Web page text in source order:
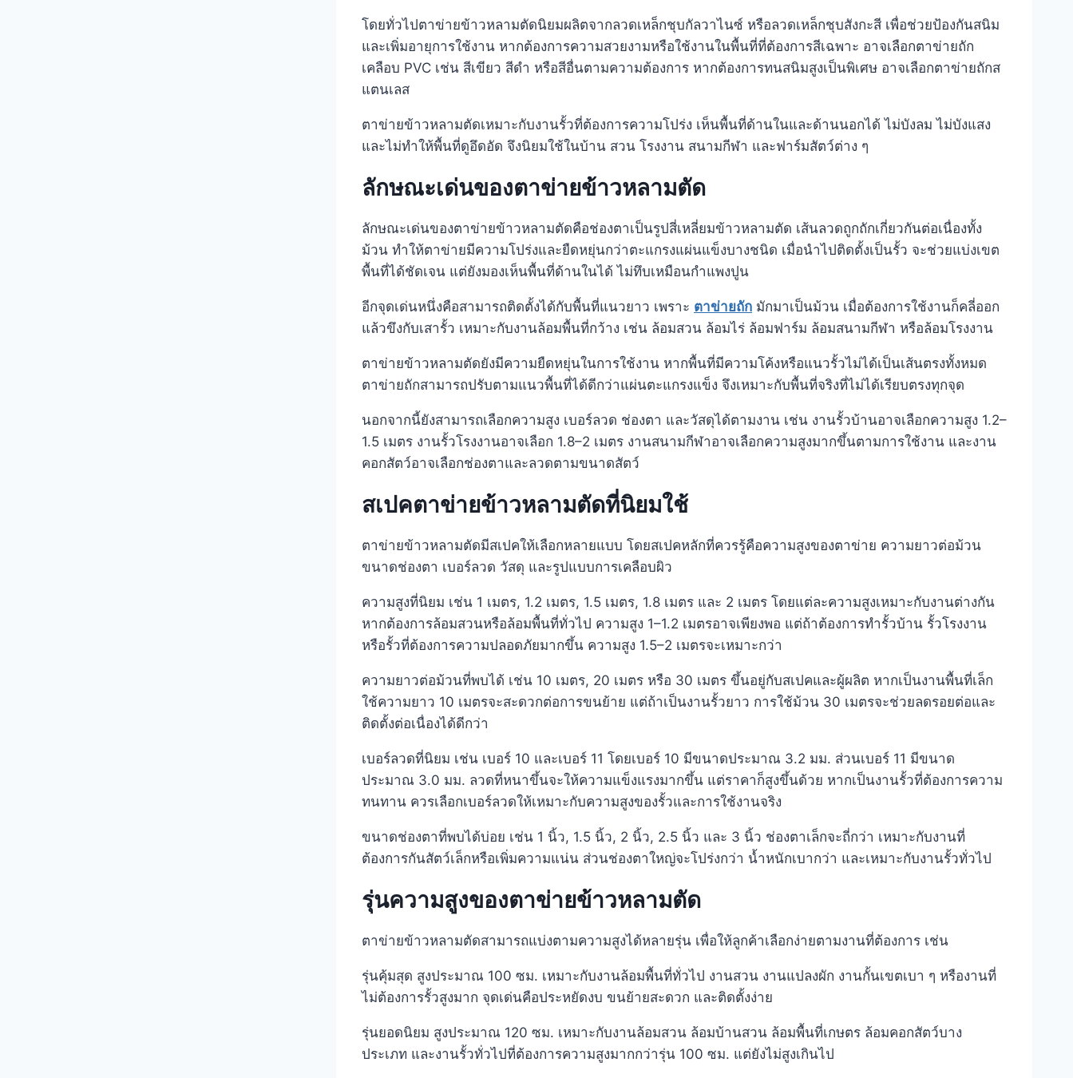
โดยทั่วไปตาข่ายข้าวหลามตัดนิยมผลิตจากลวดเหล็กชุบกัลวาไนซ์ หรือลวดเหล็กชุบสังกะสี เพื่อช่วยป้องกันสนิม
และเพิ่มอายุการใช้งาน หากต้องการความสวยงามหรือใช้งานในพื้นที่ที่ต้องการสีเฉพาะ อาจเลือกตาข่ายถัก
เคลือบ PVC เช่น สีเขียว สีดำ หรือสีอื่นตามความต้องการ หากต้องการทนสนิมสูงเป็นพิเศษ อาจเลือกตาข่ายถักส
แตนเลส
ตาข่ายข้าวหลามตัดเหมาะกับงานรั้วที่ต้องการความโปร่ง เห็นพื้นที่ด้านในและด้านนอกได้ ไม่บังลม ไม่บังแสง
และไม่ทำให้พื้นที่ดูอึดอัด จึงนิยมใช้ในบ้าน สวน โรงงาน สนามกีฬา และฟาร์มสัตว์ต่าง ๆ
ลักษณะเด่นของตาข่ายข้าวหลามตัด
ลักษณะเด่นของตาข่ายข้าวหลามตัดคือช่องตาเป็นรูปสี่เหลี่ยมข้าวหลามตัด เส้นลวดถูกถักเกี่ยวกันต่อเนื่องทั้ง
ม้วน ทำให้ตาข่ายมีความโปร่งและยืดหยุ่นกว่าตะแกรงแผ่นแข็งบางชนิด เมื่อนำไปติดตั้งเป็นรั้ว จะช่วยแบ่งเขต
พื้นที่ได้ชัดเจน แต่ยังมองเห็นพื้นที่ด้านในได้ ไม่ทึบเหมือนกำแพงปูน
อีกจุดเด่นหนึ่งคือสามารถติดตั้งได้กับพื้นที่แนวยาว เพราะ ตาข่ายถัก มักมาเป็นม้วน เมื่อต้องการใช้งานก็คลี่ออก
แล้วขึงกับเสารั้ว เหมาะกับงานล้อมพื้นที่กว้าง เช่น ล้อมสวน ล้อมไร่ ล้อมฟาร์ม ล้อมสนามกีฬา หรือล้อมโรงงาน
ตาข่ายข้าวหลามตัดยังมีความยืดหยุ่นในการใช้งาน หากพื้นที่มีความโค้งหรือแนวรั้วไม่ได้เป็นเส้นตรงทั้งหมด
ตาข่ายถักสามารถปรับตามแนวพื้นที่ได้ดีกว่าแผ่นตะแกรงแข็ง จึงเหมาะกับพื้นที่จริงที่ไม่ได้เรียบตรงทุกจุด
นอกจากนี้ยังสามารถเลือกความสูง เบอร์ลวด ช่องตา และวัสดุได้ตามงาน เช่น งานรั้วบ้านอาจเลือกความสูง 1.2–
1.5 เมตร งานรั้วโรงงานอาจเลือก 1.8–2 เมตร งานสนามกีฬาอาจเลือกความสูงมากขึ้นตามการใช้งาน และงาน
คอกสัตว์อาจเลือกช่องตาและลวดตามขนาดสัตว์
สเปคตาข่ายข้าวหลามตัดที่นิยมใช้
ตาข่ายข้าวหลามตัดมีสเปคให้เลือกหลายแบบ โดยสเปคหลักที่ควรรู้คือความสูงของตาข่าย ความยาวต่อม้วน
ขนาดช่องตา เบอร์ลวด วัสดุ และรูปแบบการเคลือบผิว
ความสูงที่นิยม เช่น 1 เมตร, 1.2 เมตร, 1.5 เมตร, 1.8 เมตร และ 2 เมตร โดยแต่ละความสูงเหมาะกับงานต่างกัน
หากต้องการล้อมสวนหรือล้อมพื้นที่ทั่วไป ความสูง 1–1.2 เมตรอาจเพียงพอ แต่ถ้าต้องการทำรั้วบ้าน รั้วโรงงาน
หรือรั้วที่ต้องการความปลอดภัยมากขึ้น ความสูง 1.5–2 เมตรจะเหมาะกว่า
ความยาวต่อม้วนที่พบได้ เช่น 10 เมตร, 20 เมตร หรือ 30 เมตร ขึ้นอยู่กับสเปคและผู้ผลิต หากเป็นงานพื้นที่เล็ก
ใช้ความยาว 10 เมตรจะสะดวกต่อการขนย้าย แต่ถ้าเป็นงานรั้วยาว การใช้ม้วน 30 เมตรจะช่วยลดรอยต่อและ
ติดตั้งต่อเนื่องได้ดีกว่า
เบอร์ลวดที่นิยม เช่น เบอร์ 10 และเบอร์ 11 โดยเบอร์ 10 มีขนาดประมาณ 3.2 มม. ส่วนเบอร์ 11 มีขนาด
ประมาณ 3.0 มม. ลวดที่หนาขึ้นจะให้ความแข็งแรงมากขึ้น แต่ราคาก็สูงขึ้นด้วย หากเป็นงานรั้วที่ต้องการความ
ทนทาน ควรเลือกเบอร์ลวดให้เหมาะกับความสูงของรั้วและการใช้งานจริง
ขนาดช่องตาที่พบได้บ่อย เช่น 1 นิ้ว, 1.5 นิ้ว, 2 นิ้ว, 2.5 นิ้ว และ 3 นิ้ว ช่องตาเล็กจะถี่กว่า เหมาะกับงานที่
ต้องการกันสัตว์เล็กหรือเพิ่มความแน่น ส่วนช่องตาใหญ่จะโปร่งกว่า น้ำหนักเบากว่า และเหมาะกับงานรั้วทั่วไป
รุ่นความสูงของตาข่ายข้าวหลามตัด
ตาข่ายข้าวหลามตัดสามารถแบ่งตามความสูงได้หลายรุ่น เพื่อให้ลูกค้าเลือกง่ายตามงานที่ต้องการ เช่น
รุ่นคุ้มสุด สูงประมาณ 100 ซม. เหมาะกับงานล้อมพื้นที่ทั่วไป งานสวน งานแปลงผัก งานกั้นเขตเบา ๆ หรืองานที่
ไม่ต้องการรั้วสูงมาก จุดเด่นคือประหยัดงบ ขนย้ายสะดวก และติดตั้งง่าย
รุ่นยอดนิยม สูงประมาณ 120 ซม. เหมาะกับงานล้อมสวน ล้อมบ้านสวน ล้อมพื้นที่เกษตร ล้อมคอกสัตว์บาง
ประเภท และงานรั้วทั่วไปที่ต้องการความสูงมากกว่ารุ่น 100 ซม. แต่ยังไม่สูงเกินไป